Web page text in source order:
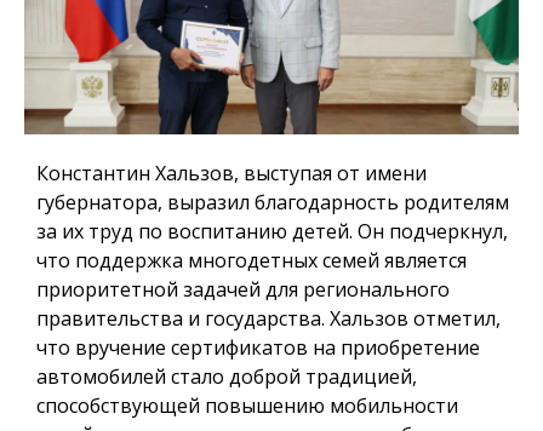
Константин Хальзов, выступая от имени
губернатора, выразил благодарность родителям
за их труд по воспитанию детей. Он подчеркнул,
что поддержка многодетных семей является
приоритетной задачей для регионального
правительства и государства. Хальзов отметил,
что вручение сертификатов на приобретение
автомобилей стало доброй традицией,
способствующей повышению мобильности